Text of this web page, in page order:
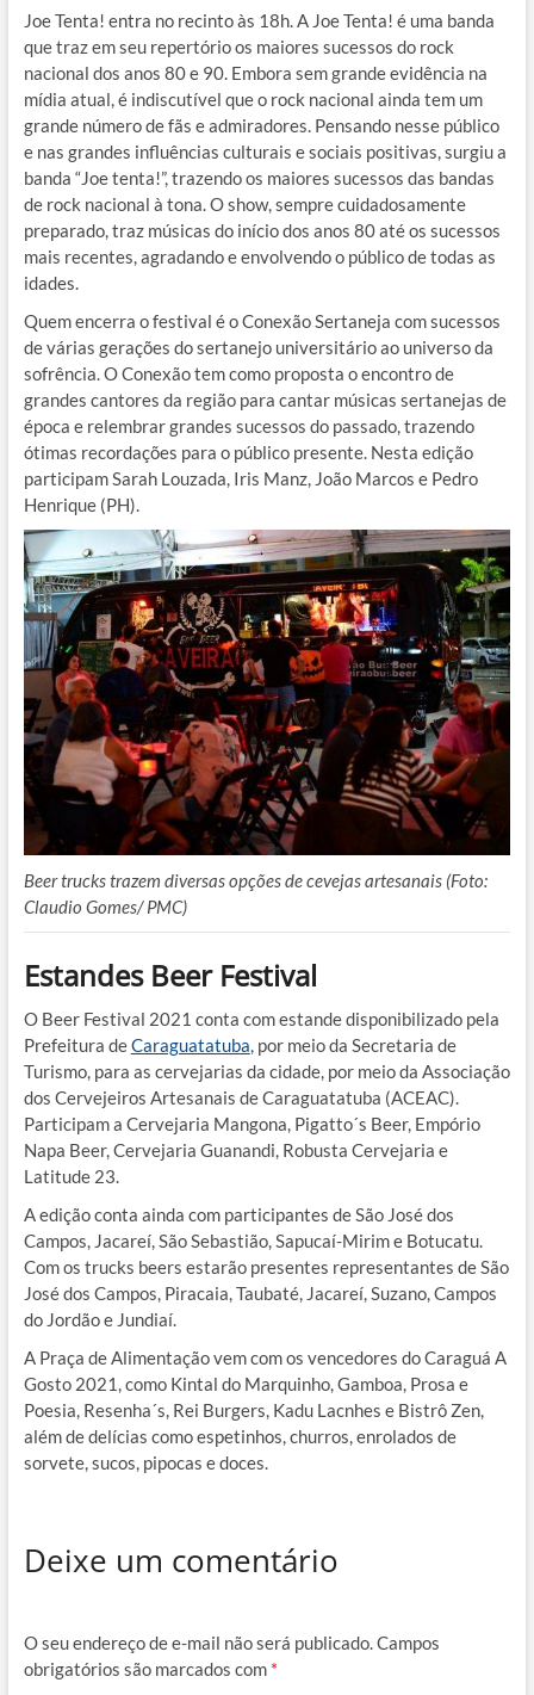
Joe Tenta! entra no recinto às 18h. A Joe Tenta! é uma banda
que traz em seu repertório os maiores sucessos do rock
nacional dos anos 80 e 90. Embora sem grande evidência na
mídia atual, é indiscutível que o rock nacional ainda tem um
grande número de fãs e admiradores. Pensando nesse público
e nas grandes influências culturais e sociais positivas, surgiu a
banda “Joe tenta!”, trazendo os maiores sucessos das bandas
de rock nacional à tona. O show, sempre cuidadosamente
preparado, traz músicas do início dos anos 80 até os sucessos
mais recentes, agradando e envolvendo o público de todas as
idades.
Quem encerra o festival é o Conexão Sertaneja com sucessos
de várias gerações do sertanejo universitário ao universo da
sofrência. O Conexão tem como proposta o encontro de
grandes cantores da região para cantar músicas sertanejas de
época e relembrar grandes sucessos do passado, trazendo
ótimas recordações para o público presente. Nesta edição
participam Sarah Louzada, Iris Manz, João Marcos e Pedro
Henrique (PH).
Beer trucks trazem diversas opções de cevejas artesanais (Foto:
Claudio Gomes/ PMC)
Estandes Beer Festival
O Beer Festival 2021 conta com estande disponibilizado pela
Prefeitura deCaraguatatuba, por meio da Secretaria de
Turismo, para as cervejarias da cidade, por meio da Associação
dos Cervejeiros Artesanais de Caraguatatuba (ACEAC).
Participam a Cervejaria Mangona, Pigatto´s Beer, Empório
Napa Beer, Cervejaria Guanandi, Robusta Cervejaria e
Latitude 23.
A edição conta ainda com participantes de São José dos
Campos, Jacareí, São Sebastião, Sapucaí-Mirim e Botucatu.
Com os trucks beers estarão presentes representantes de São
José dos Campos, Piracaia, Taubaté, Jacareí, Suzano, Campos
do Jordão e Jundiaí.
A Praça de Alimentação vem com os vencedores do Caraguá A
Gosto 2021, como Kintal do Marquinho, Gamboa, Prosa e
Poesia, Resenha´s, Rei Burgers, Kadu Lacnhes e Bistrô Zen,
além de delícias como espetinhos, churros, enrolados de
sorvete, sucos, pipocas e doces.
Deixe um comentário
O seu endereço de e-mail não será publicado.Campos
obrigatórios são marcados com *